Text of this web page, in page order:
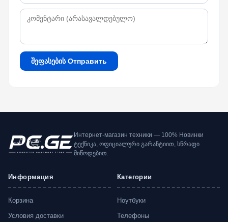
შეფასების Отправить
Интернет-магазин техники — 100% Новинки
ტექნიკა, ოფიციალური გარანტიით, სწრაფი
მიწოდებით.
Информация
Корзина
Условия доставки
Категории
Ноутбуки
Телефоны